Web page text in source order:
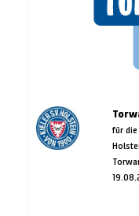
für die